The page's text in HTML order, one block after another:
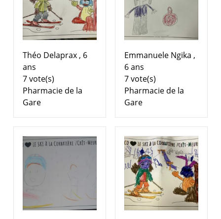
Théo Delaprax , 6
ans
7 vote(s)
Pharmacie de la
Gare
Emmanuele Ngika ,
6 ans
7 vote(s)
Pharmacie de la
Gare